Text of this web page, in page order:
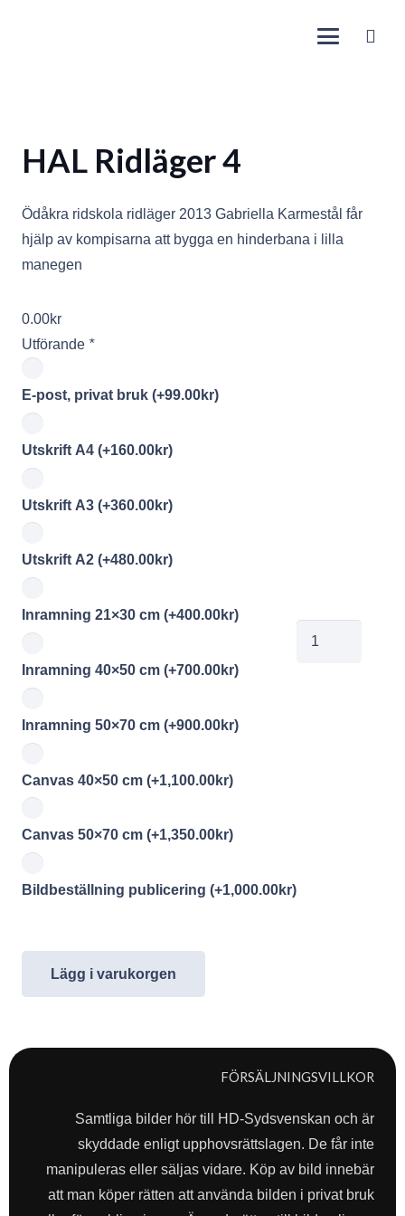
HAL Ridläger 4
Ödåkra ridskola ridläger 2013 Gabriella Karmestål får
hjälp av kompisarna att bygga en hinderbana i lilla
manegen
0.00kr
Utförande *
E-post, privat bruk (+99.00kr)
Utskrift A4 (+160.00kr)
Utskrift A3 (+360.00kr)
Utskrift A2 (+480.00kr)
Inramning 21×30 cm (+400.00kr)
Inramning 40×50 cm (+700.00kr)
Inramning 50×70 cm (+900.00kr)
Canvas 40×50 cm (+1,100.00kr)
Canvas 50×70 cm (+1,350.00kr)
Bildbeställning publicering (+1,000.00kr)
Lägg i varukorgen
FÖRSÄLJNINGSVILLKOR
Samtliga bilder hör till HD-Sydsvenskan och är
skyddade enligt upphovsrättslagen. De får inte
manipuleras eller säljas vidare. Köp av bild innebär
att man köper rätten att använda bilden i privat bruk